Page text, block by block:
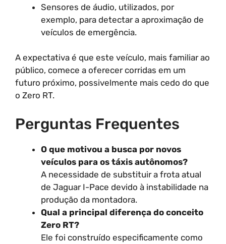
Sensores de áudio, utilizados, por
exemplo, para detectar a aproximação de
veículos de emergência.
A expectativa é que este veículo, mais familiar ao
público, comece a oferecer corridas em um
futuro próximo, possivelmente mais cedo do que
o Zero RT.
Perguntas Frequentes
O que motivou a busca por novos
veículos para os táxis autônomos?
A necessidade de substituir a frota atual
de Jaguar I-Pace devido à instabilidade na
produção da montadora.
Qual a principal diferença do conceito
Zero RT?
Ele foi construído especificamente como